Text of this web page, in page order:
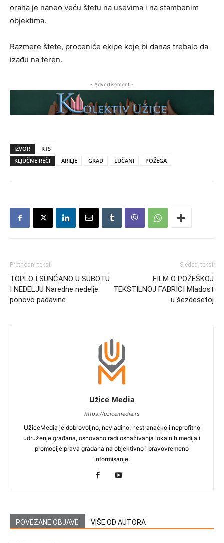
oraha je naneo veću štetu na usevima i na stambenim
objektima.
Razmere štete, proceniće ekipe koje bi danas trebalo da
izađu na teren.
- Advertisement -
IZVOR
RTS
KLJUČNE REČI
ARILJE GRAD LUČANI POŽEGA
Prethodni tekst
TOPLO I SUNČANO U SUBOTU
I NEDELJU Naredne nedelje
ponovo padavine
Sledeći tekst
FILM O POŽEŠKOJ
TEKSTILNOJ FABRICI Mladost
u šezdesetoj
Užice Media
https://uzicemedia.rs
UžiceMedia je dobrovoljno, nevladino, nestranačko i neprofitno
udruženje građana, osnovano radi osnaživanja lokalnih medija i
promocije prava građana na objektivno i pravovremeno
informisanje.
POVEZANE OBJAVE VIŠE OD AUTORA